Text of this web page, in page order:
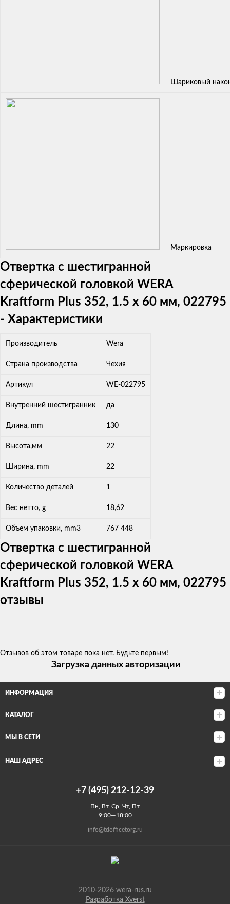
Шариковый
Маркировка
Отвертка с шестигранной
сферической головкой WERA
Kraftform Plus 352, 1.5 x 60 мм, 022795
- Характеристики
Производитель Wera
Страна производства Чехия
Артикул WE-022795
Внутренний шестигранник да
Длина, mm 130
Высота,мм 22
Ширина, mm 22
Количество деталей 1
Вес нетто, g 18,62
Объем упаковки, mm3 767 448
Отвертка с шестигранной
сферической головкой WERA
Kraftform Plus 352, 1.5 x 60 мм, 022795
отзывы
Отзывов об этом товаре пока нет. Будьте первым!
Загрузка данных авторизации
ИНФОРМАЦИЯ
КАТАЛОГ
МЫ В СЕТИ
НАШ АДРЕС
+7 (495) 212-12-39
Пн, Вт, Ср, Чт, Пт
9:00—18:00
info@tdofficetorg.ru
2010-2026 wera-rus.ru
Разработка Xverst